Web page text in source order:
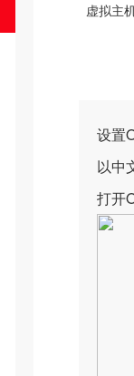
虚拟主
设置
以中
打开